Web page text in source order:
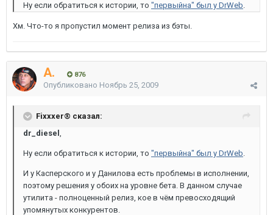
Ну если обратиться к истории, то "первыйна" был у DrWeb.
Хм. Что-то я пропустил момент релиза из бэты.
A. 876
Опубликовано Ноябрь 25, 2009
Fixxxer® сказал:
dr_diesel ,
Ну если обратиться к истории, то "первыйна" был у DrWeb.
И у Касперского и у Данилова есть проблемы в исполнении,
поэтому решения у обоих на уровне бета. В данном случае
утилита - полноценный релиз, кое в чём превосходящий
упомянутых конкурентов.